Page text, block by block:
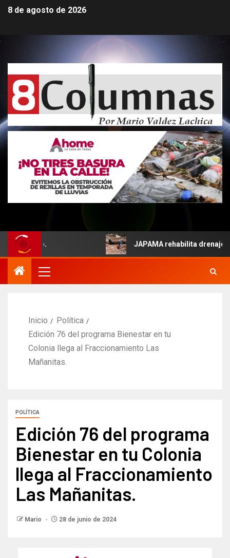
8 de agosto de 2026
Mayo. JAPAMA rehabilita drenaje
Inicio
Política
Edición 76 del programa Bienestar en tu
Colonia llega al Fraccionamiento Las
Mañanitas.
POLÍTICA
Edición 76 del programa
Bienestar en tu Colonia
llega al Fraccionamiento
Las Mañanitas.
Mario 28 de junio de 2024